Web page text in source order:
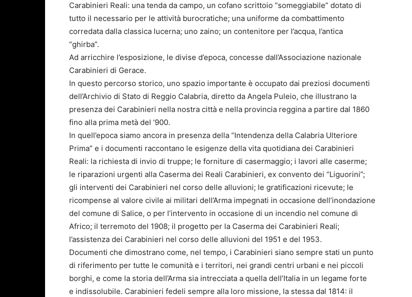
Carabinieri Reali: una tenda da campo, un cofano scrittoio “someggiabile” dotato di
tutto il necessario per le attività burocratiche; una uniforme da combattimento
corredata dalla classica lucerna; uno zaino; un contenitore per l’acqua, l’antica
“ghirba”.
Ad arricchire l’esposizione, le divise d’epoca, concesse dall’Associazione nazionale
Carabinieri di Gerace.
In questo percorso storico, uno spazio importante è occupato dai preziosi documenti
dell’Archivio di Stato di Reggio Calabria, diretto da Angela Puleio, che illustrano la
presenza dei Carabinieri nella nostra città e nella provincia reggina a partire dal 1860
fino alla prima metà del ‘900.
In quell’epoca siamo ancora in presenza della “Intendenza della Calabria Ulteriore
Prima” e i documenti raccontano le esigenze della vita quotidiana dei Carabinieri
Reali: la richiesta di invio di truppe; le forniture di casermaggio; i lavori alle caserme;
le riparazioni urgenti alla Caserma dei Reali Carabinieri, ex convento dei “Liguorini”;
gli interventi dei Carabinieri nel corso delle alluvioni; le gratificazioni ricevute; le
ricompense al valore civile ai militari dell’Arma impegnati in occasione dell’inondazione
del comune di Salice, o per l’intervento in occasione di un incendio nel comune di
Africo; il terremoto del 1908; il progetto per la Caserma dei Carabinieri Reali;
l’assistenza dei Carabinieri nel corso delle alluvioni del 1951 e del 1953.
Documenti che dimostrano come, nel tempo, i Carabinieri siano sempre stati un punto
di riferimento per tutte le comunità e i territori, nei grandi centri urbani e nei piccoli
borghi, e come la storia dell’Arma sia intrecciata a quella dell’Italia in un legame forte
e indissolubile. Carabinieri fedeli sempre alla loro missione, la stessa dal 1814: il